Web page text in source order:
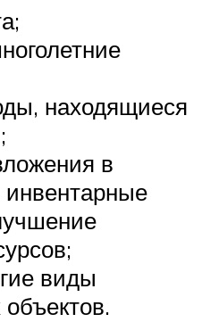
находящиеся
в
виды